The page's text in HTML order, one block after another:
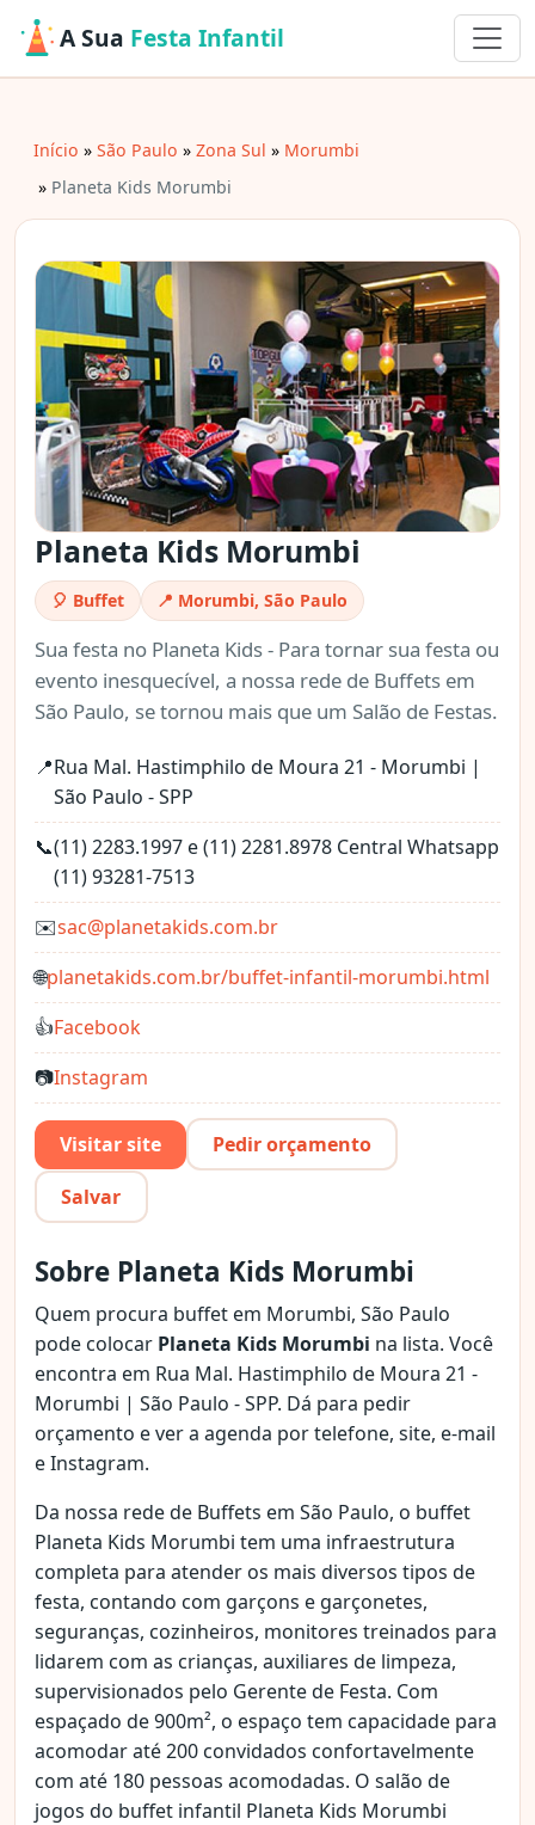
A Sua Festa Infantil
Início São Paulo Zona Sul
Morumbi
Planeta Kids Morumbi
Planeta Kids Morumbi
🎈 Buffet 📍 Morumbi, São Paulo
Sua festa no Planeta Kids - Para tornar sua festa ou
evento inesquecível, a nossa rede de Buffets em
São Paulo, se tornou mais que um Salão de Festas.
📍Rua Mal. Hastimphilo de Moura 21 - Morumbi |
São Paulo - SPP
📞(11) 2283.1997 e (11) 2281.8978 Central Whatsapp
(11) 93281-7513
✉️sac@planetakids.com.br
🌐planetakids.com.br/buffet-infantil-morumbi.html
👍Facebook
📷Instagram
Visitar site
Pedir orçamento
Salvar
Sobre Planeta Kids Morumbi
Quem procura buffet em Morumbi, São Paulo
pode colocar Planeta Kids Morumbi na lista. Você
encontra em Rua Mal. Hastimphilo de Moura 21 -
Morumbi | São Paulo - SPP. Dá para pedir
orçamento e ver a agenda por telefone, site, e-mail
e Instagram.
Da nossa rede de Buffets em São Paulo, o buffet
Planeta Kids Morumbi tem uma infraestrutura
completa para atender os mais diversos tipos de
festa, contando com garçons e garçonetes,
seguranças, cozinheiros, monitores treinados para
lidarem com as crianças, auxiliares de limpeza,
supervisionados pelo Gerente de Festa. Com
espaçado de 900m², o espaço tem capacidade para
acomodar até 200 convidados confortavelmente
com até 180 pessoas acomodadas. O salão de
jogos do buffet infantil Planeta Kids Morumbi